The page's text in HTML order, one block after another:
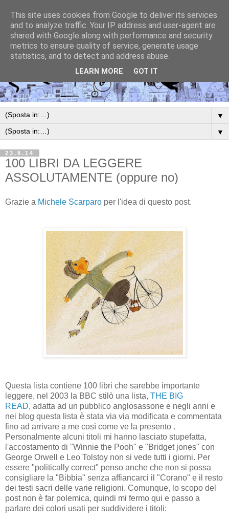
▼
▼
23.8.14
100 LIBRI DA LEGGERE
ASSOLUTAMENTE (oppure no)
Grazie a Michele Scarparo per l'idea di questo post.
Questa lista contiene 100 libri che sarebbe importante
leggere, nel 2003 la BBC stilò una lista, THE BIG
READ, adatta ad un pubblico anglosassone e negli anni e
nei blog questa lista è stata via via modificata e commentata
fino ad arrivare a me così come ve la presento .
Personalmente alcuni titoli mi hanno lasciato stupefatta,
l'accostamento di "Winnie the Pooh" e "Bridget jones" con
George Orwell e Leo Tolstoy non si vede tutti i giorni. Per
essere "politically correct" penso anche che non si possa
consigliare la "Bibbia" senza affiancarci il "Corano" e il resto
dei testi sacri delle varie religioni. Comunque, lo scopo del
post non è far polemica, quindi mi fermo qui e passo a
parlare dei colori usati per suddividere i titoli:
This site uses cookies from Google to deliver its services
and to analyze traffic. Your IP address and user-agent are
shared with Google along with performance and security
metrics to ensure quality of service, generate usage
statistics, and to detect and address abuse.
LEARN MORE GOT IT